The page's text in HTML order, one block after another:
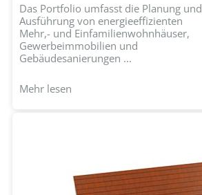
Das Portfolio umfasst die Planung und
Ausführung von energieeffizienten
Mehr,- und Einfamilienwohnhäuser,
Gewerbeimmobilien und
Gebäudesanierungen ...
Mehr lesen